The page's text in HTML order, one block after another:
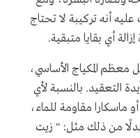
أنه تركيبة لا تحتاج
أي بقايا متبقية.
معظم المكياج الأساسي،
التعقيد. بالنسبة لأي
ماسكارا مقاومة للماء،
بدلًا من ذلك مثل: " زيت